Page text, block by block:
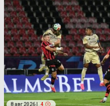
8 авг 2026 | 4